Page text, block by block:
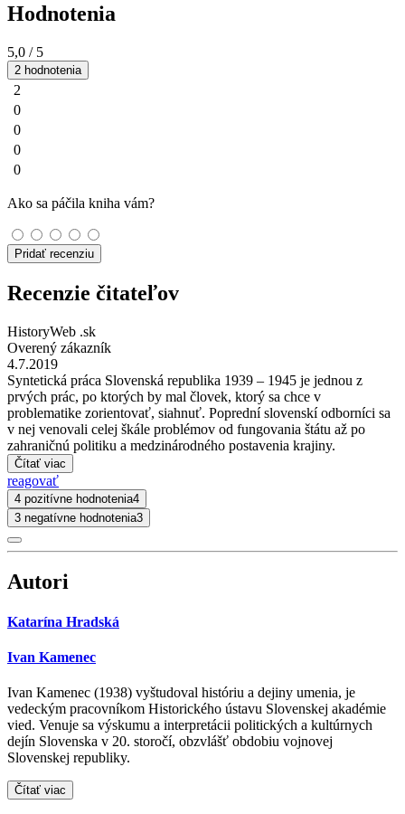
Hodnotenia
5,0 / 5
2 hodnotenia
2
0
0
0
0
Ako sa páčila kniha vám?
Pridať recenziu
Recenzie čitateľov
HistoryWeb .sk
Overený zákazník
4.7.2019
Syntetická práca Slovenská republika 1939 – 1945 je jednou z
prvých prác, po ktorých by mal človek, ktorý sa chce v
problematike zorientovať, siahnuť. Poprední slovenskí odborníci sa
v nej venovali celej škále problémov od fungovania štátu až po
zahraničnú politiku a medzinárodného postavenia krajiny.
Čítať viac
reagovať
4 pozitívne hodnotenia4
3 negatívne hodnotenia3
Autori
Katarína Hradská
Ivan Kamenec
Ivan Kamenec (1938) vyštudoval históriu a dejiny umenia, je
vedeckým pracovníkom Historického ústavu Slovenskej akadémie
vied. Venuje sa výskumu a interpretácii politických a kultúrnych
dejín Slovenska v 20. storočí, obzvlášť obdobiu vojnovej
Slovenskej republiky.
Čítať viac